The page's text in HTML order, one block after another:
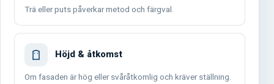
Trä eller puts påverkar metod och färgval.
Höjd & åtkomst
Om fasaden är hög eller svåråtkomlig och kräver ställning.